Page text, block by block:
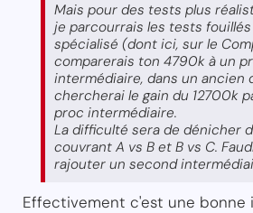
Mais pour des tests plus
je parcourrais les tests
spécialisé (dont ici, sur le
comparerais ton 4790k à un
intermédiaire, dans un ancien
chercherai le gain du 12700k
proc intermédiaire.
La difficulté sera de dénicher
couvrant A vs B et B vs C.
rajouter un second
Effectivement c'est une bonne